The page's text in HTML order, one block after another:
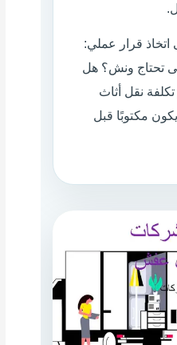
قرار عملي:
تحتاج ونش؟ هل
نقل أثاث
مكتوبًا قبل